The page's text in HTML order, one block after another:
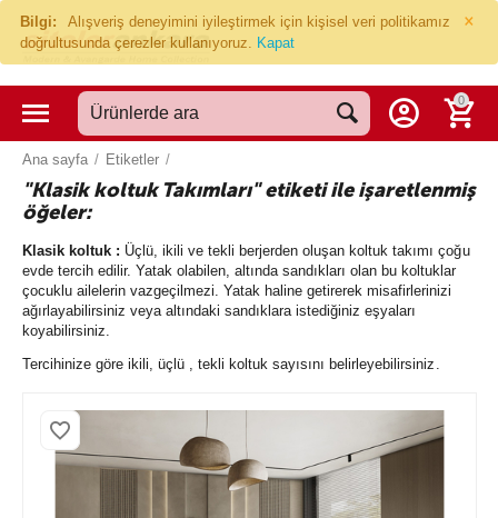
×
Bilgi:
Alışveriş deneyimini iyileştirmek için kişisel veri politikamız
doğrultusunda çerezler kullanıyoruz. Kapat
0
Ana sayfa / Etiketler /
"Klasik koltuk Takımları" etiketi ile işaretlenmiş
öğeler:
Klasik koltuk : Üçlü, ikili ve tekli berjerden oluşan koltuk takımı çoğu
evde tercih edilir. Yatak olabilen, altında sandıkları olan bu koltuklar
çocuklu ailelerin vazgeçilmezi. Yatak haline getirerek misafirlerinizi
ağırlayabilirsiniz veya altındaki sandıklara istediğiniz eşyaları
koyabilirsiniz.
Tercihinize göre ikili, üçlü , tekli koltuk sayısını belirleyebilirsiniz.